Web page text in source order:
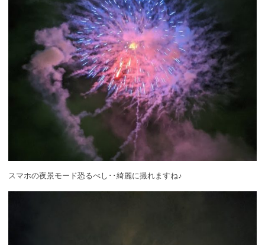
スマホの夜景モード恐るべし･･綺麗に撮れますね♪